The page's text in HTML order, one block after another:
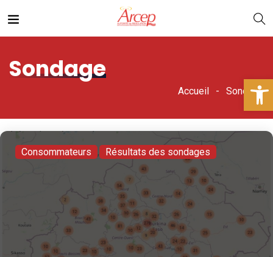
Sondage
Accueil Sondage
Consommateurs , Résultats des sondages